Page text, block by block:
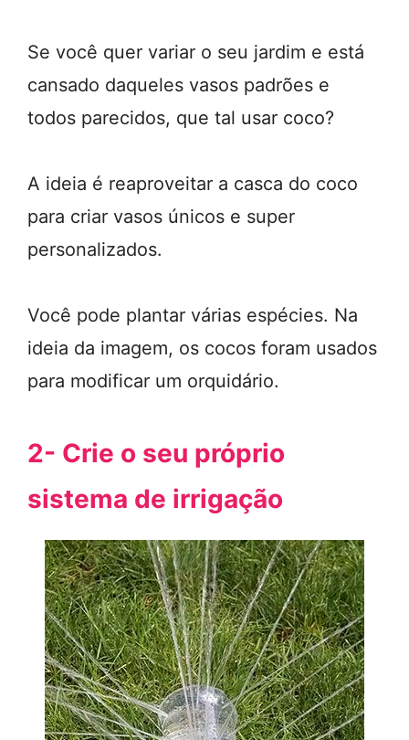
Se você quer variar o seu jardim e está
cansado daqueles vasos padrões e
todos parecidos, que tal usar coco?
A ideia é reaproveitar a casca do coco
para criar vasos únicos e super
personalizados.
Você pode plantar várias espécies. Na
ideia da imagem, os cocos foram usados
para modificar um orquidário.
2- Crie o seu próprio
sistema de irrigação